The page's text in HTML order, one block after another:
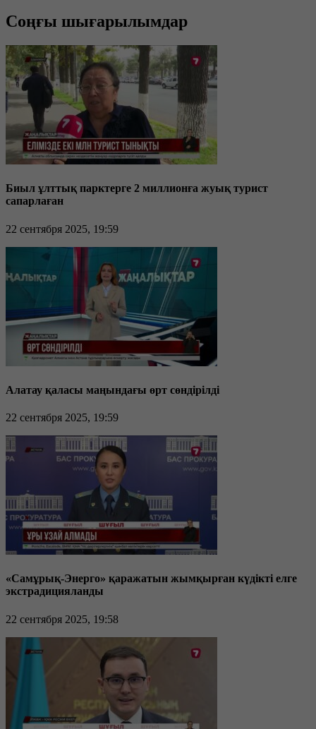
Соңғы шығарылымдар
Биыл ұлттық парктерге 2 миллионға жуық турист
сапарлаған
22 сентября 2025, 19:59
Алатау қаласы маңындағы өрт сөндірілді
22 сентября 2025, 19:59
«Самұрық-Энерго» қаражатын жымқырған күдікті елге
экстрадицияланды
22 сентября 2025, 19:58